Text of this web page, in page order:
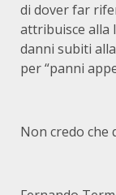
di dover far
attribuisce alla
danni subiti
per “panni
Non credo che